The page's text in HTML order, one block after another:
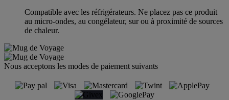
Compatible avec les réfrigérateurs. Ne placez pas ce produit
au micro-ondes, au congélateur, sur ou à proximité de sources
de chaleur.
Nous acceptons les modes de paiement suivants